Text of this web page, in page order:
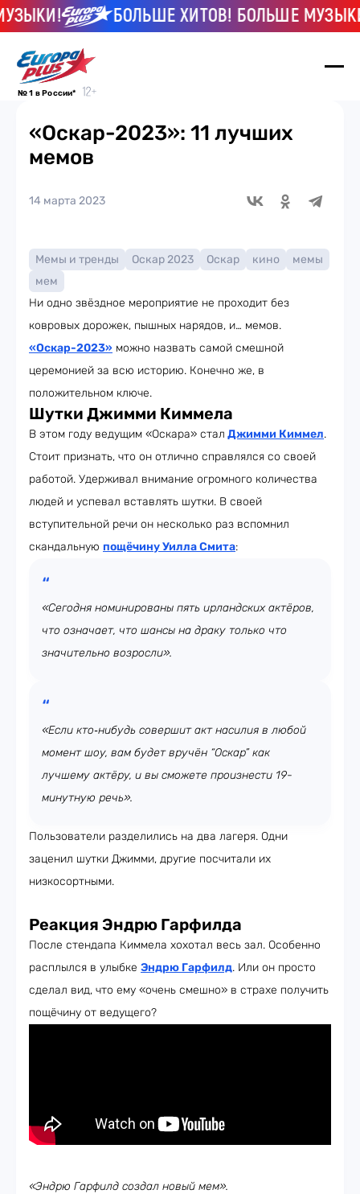
БОЛЬШЕ ХИТОВ! БОЛЬШЕ МУЗЫКИ!
№ 1 в России*
«Оскар-2023»: 11 лучших
мемов
14 марта 2023
Мемы и тренды Оскар 2023 Оскар кино
мемы
мем
Ни одно звёздное мероприятие не проходит без
ковровых дорожек, пышных нарядов, и… мемов.
«Оскар-2023» можно назвать самой смешной
церемонией за всю историю. Конечно же, в
положительном ключе.
Шутки Джимми Киммела
В этом году ведущим «Оскара» стал Джимми Киммел.
Стоит признать, что он отлично справлялся со своей
работой. Удерживал внимание огромного количества
людей и успевал вставлять шутки. В своей
вступительной речи он несколько раз вспомнил
скандальную пощёчину Уилла Смита:
«Сегодня номинированы пять ирландских актёров,
что означает, что шансы на драку только что
значительно возросли».
«Если кто‑нибудь совершит акт насилия в любой
момент шоу, вам будет вручён “Оскар” как
лучшему актёру, и вы сможете произнести 19-
минутную речь».
Пользователи разделились на два лагеря. Одни
заценил шутки Джимми, другие посчитали их
низкосортными.
Реакция Эндрю Гарфилда
После стендапа Киммела хохотал весь зал. Особенно
расплылся в улыбке Эндрю Гарфилд. Или он просто
сделал вид, что ему «очень смешно» в страхе получить
пощёчину от ведущего?
«Эндрю Гарфилд создал новый мем».